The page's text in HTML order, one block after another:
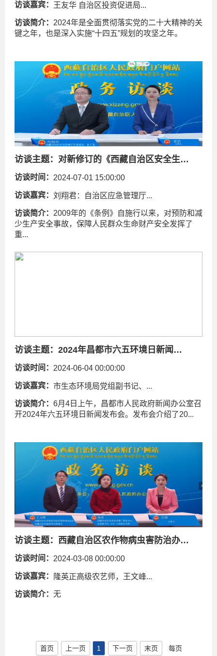
访谈嘉宾： 王友华 自治区投资促进局...
访谈简介： 2024年是全面贯彻落实党的二十大精神的关
键之年，也是深入实施“十四五”规划的攻坚之年。
访谈主题： 对新修订的《西藏自治区安全生产条例》进行解读
访谈时间： 2024-07-01 15:00:00
访谈嘉宾： 刘翔君：自治区应急管理厅...
访谈简介： 2009年的《条例》自施行以来，对预防和减
少生产安全事故，保障人民群众生命财产安全发挥了
重...
访谈主题： 2024年昌都市六五环境日新闻发布会召开
访谈时间： 2024-06-04 00:00:00
访谈嘉宾： 市生态环境局党组副书记、...
访谈简介： 6月4日上午，昌都市人民政府新闻办公室召
开2024年六五环境日新闻发布会。发布会介绍了20...
访谈主题： 西藏自治区农作物病虫害防治办法解读
访谈时间： 2024-03-08 00:00:00
访谈嘉宾： 隆英正高级农艺师，王文峰...
访谈简介： 无
首页 上一页 1 下一页 末页 每页